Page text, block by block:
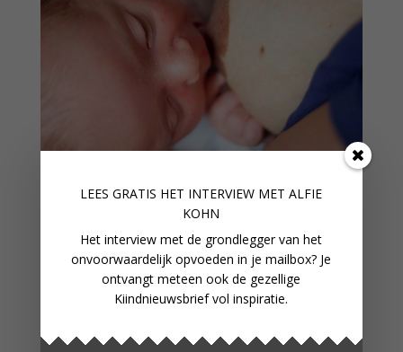
ZO LEG JE EEN BABY AAN DE BORST
LEES GRATIS HET INTERVIEW MET ALFIE
KOHN
Het interview met de grondlegger van het
onvoorwaardelijk opvoeden in je mailbox? Je
ontvangt meteen ook de gezellige
Kiindnieuwsbrief vol inspiratie.